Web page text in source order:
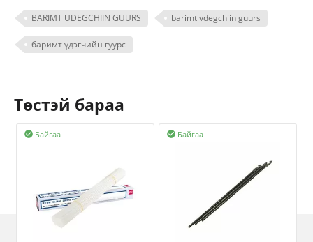
BARIMT UDEGCHIIN GUURS barimt vdegchiin guurs
баримт үдэгчийн гуурс
Төстэй бараа
Байгаа
 Байгаа
